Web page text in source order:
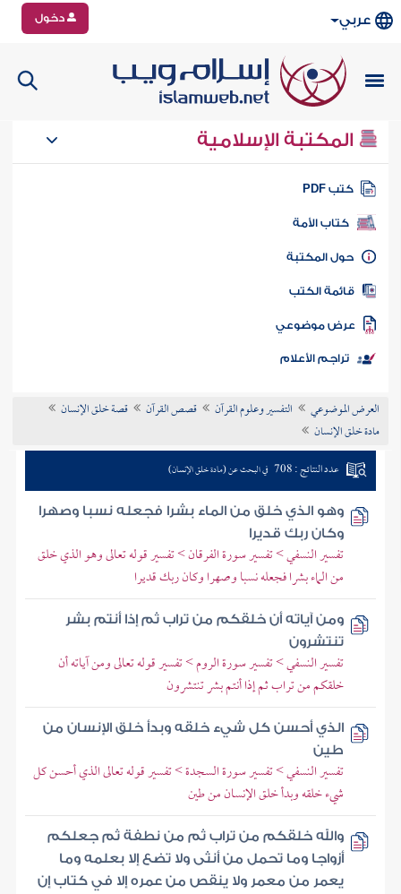
عربي دخول
المكتبة الإسلامية
كتب PDF
كتاب الأمة
المكتبة
الكتب
موضوعي
تراجم الأعلام
العرض الموضوعي التفسير وعلوم القرآن قصص القرآن
قصة خلق الإنسان
مادة خلق الإنسان
عدد النتائج : 708 في البحث عن (مادة خلق الإنسان)
وهو الذي خلق من الماء بشرا فجعله نسبا وصهرا
وكان ربك قديرا
تفسير النسفي > تفسير سورة الفرقان > تفسير قوله تعالى وهو الذي خلق
من الماء بشرا فجعله نسبا وصهرا وكان ربك قديرا
ومن آياته أن خلقكم من تراب ثم إذا أنتم بشر
تنتشرون
تفسير النسفي > تفسير سورة الروم > تفسير قوله تعالى ومن آياته أن
خلقكم من تراب ثم إذا أنتم بشر تنتشرون
الذي أحسن كل شيء خلقه وبدأ خلق الإنسان من
طين
تفسير النسفي > تفسير سورة السجدة > تفسير قوله تعالى الذي أحسن كل
شيء خلقه وبدأ خلق الإنسان من طين
والله خلقكم من تراب ثم من نطفة ثم جعلكم
أزواجا وما تحمل من أنثى ولا تضع إلا بعلمه وما
يعمر من معمر ولا ينقص من عمره إلا في كتاب إن